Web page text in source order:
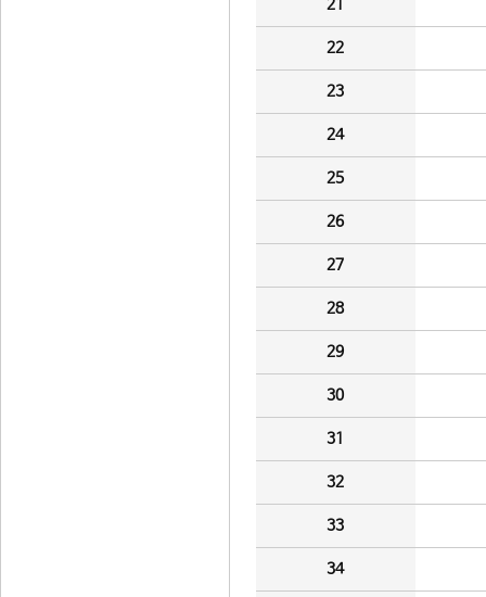
21
22
23
24
25
26
27
28
29
30
31
32
33
34